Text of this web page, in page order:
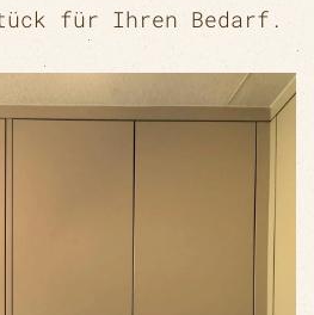
für Ihren Bedarf.